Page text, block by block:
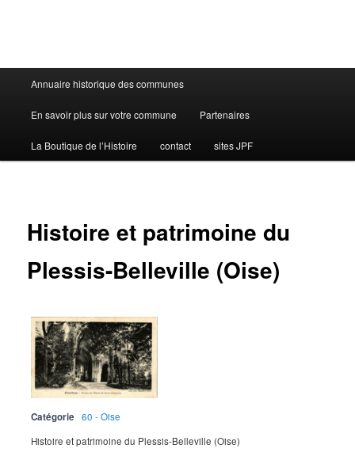
Menu
principal
Annuaire historique des communes
En savoir plus sur votre commune Partenaires
La Boutique de l’Histoire contact sites JPF
Histoire et patrimoine du
Plessis-Belleville (Oise)
Catégorie
60 - Oise
Histoire et patrimoine du Plessis-Belleville (Oise)